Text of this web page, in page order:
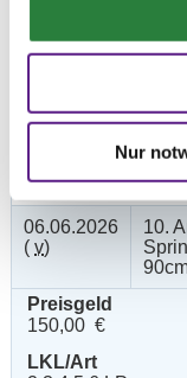
Nur
06.06.2026
9.
150,00 €
3 4 5 6 LP
06.06.2026
( v)
10.
Preisgeld
150,00 €
LKL/Art